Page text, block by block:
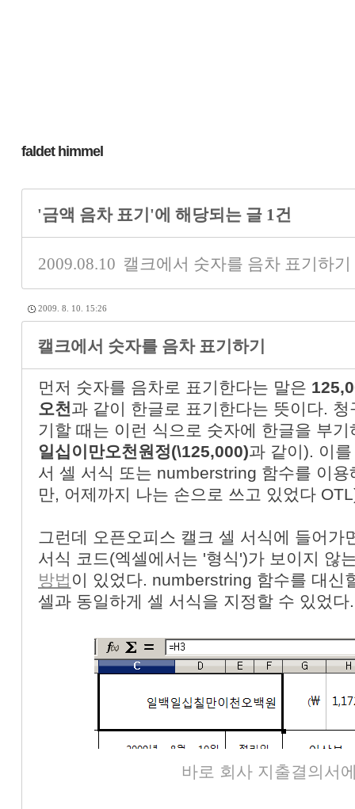
faldet himmel
'금액 음차 표기'에 해당되는 글 1건
2009.08.10 캘크에서 숫자를 음차 표기하기
2009. 8. 10. 15:26
캘크에서 숫자를 음차 표기하기
먼저 숫자를 음차로 표기한다는 말은
오천과 같이 한글로 표기한다는 뜻이다.
기할 때는 이런 식으로 숫자에 한글을 부
일십이만오천원정(\125,000)과 같이). 이
서 셀 서식 또는 numberstring 함수를 이
만, 어제까지 나는 손으로 쓰고 있었다
그런데 오픈오피스 캘크 셀 서식에 들어가
서식 코드(엑셀에서는 '형식')가 보이지 않
방법 이 있었다. numberstring 함수를 대신
셀과 동일하게 셀 서식을 지정할 수 있었
바로 회사 지출결의서
« »